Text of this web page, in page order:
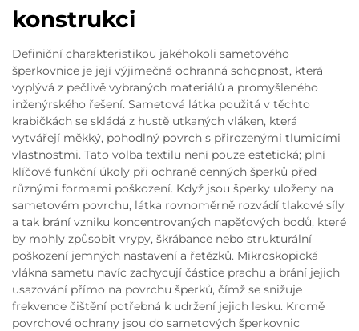
konstrukci
Definiční charakteristikou jakéhokoli sametového
šperkovnice je její výjimečná ochranná schopnost, která
vyplývá z pečlivě vybraných materiálů a promyšleného
inženýrského řešení. Sametová látka použitá v těchto
krabičkách se skládá z hustě utkaných vláken, která
vytvářejí měkký, pohodlný povrch s přirozenými tlumicími
vlastnostmi. Tato volba textilu není pouze estetická; plní
klíčové funkční úkoly při ochraně cenných šperků před
různými formami poškození. Když jsou šperky uloženy na
sametovém povrchu, látka rovnoměrně rozvádí tlakové síly
a tak brání vzniku koncentrovaných napěťových bodů, které
by mohly způsobit vrypy, škrábance nebo strukturální
poškození jemných nastavení a řetězků. Mikroskopická
vlákna sametu navíc zachycují částice prachu a brání jejich
usazování přímo na povrchu šperků, čímž se snižuje
frekvence čištění potřebná k udržení jejich lesku. Kromě
povrchové ochrany jsou do sametových šperkovnic